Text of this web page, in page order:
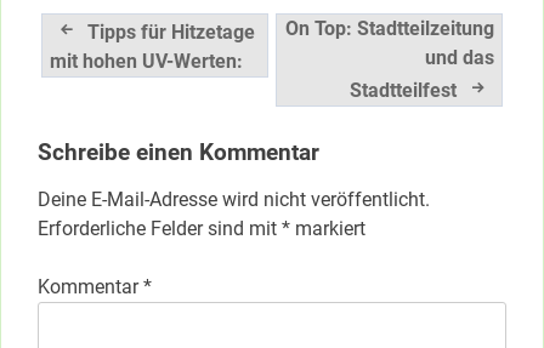
Beitragsnavigation
Tipps für Hitzetage
mit hohen UV-Werten:
On Top: Stadtteilzeitung
und das
Stadtteilfest
Schreibe einen Kommentar
Deine E-Mail-Adresse wird nicht veröffentlicht.
Erforderliche Felder sind mit * markiert
Kommentar*